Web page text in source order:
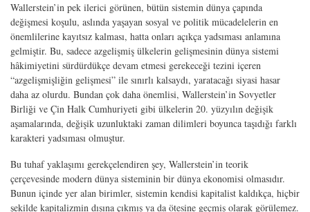
Wallerstein’in pek ilerici görünen, bütün sistemin dünya çapında
değişmesi koşulu, aslında yaşayan sosyal ve politik mücadelelerin en
önemlilerine kayıtsız kalması, hatta onları açıkça yadsıması anlamına
gelmiştir. Bu, sadece azgelişmiş ülkelerin gelişmesinin dünya sistemi
hâkimiyetini sürdürdükçe devam etmesi gerekeceği tezini içeren
“azgelişmişliğin gelişmesi” ile sınırlı kalsaydı, yaratacağı siyasi hasar
daha az olurdu. Bundan çok daha önemlisi, Wallerstein’in Sovyetler
Birliği ve Çin Halk Cumhuriyeti gibi ülkelerin 20. yüzyılın değişik
aşamalarında, değişik uzunluktaki zaman dilimleri boyunca taşıdığı farklı
karakteri yadsıması olmuştur.
Bu tuhaf yaklaşımı gerekçelendiren şey, Wallerstein’in teorik
çerçevesinde modern dünya sisteminin bir dünya ekonomisi olmasıdır.
Bunun içinde yer alan birimler, sistemin kendisi kapitalist kaldıkça, hiçbir
şekilde kapitalizmin dışına çıkmış ya da ötesine geçmiş olarak görülemez.